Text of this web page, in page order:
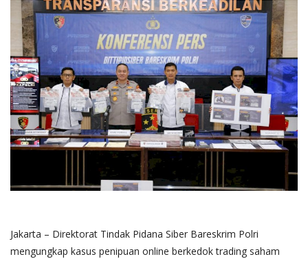
Jakarta – Direktorat Tindak Pidana Siber Bareskrim Polri
mengungkap kasus penipuan online berkedok trading saham